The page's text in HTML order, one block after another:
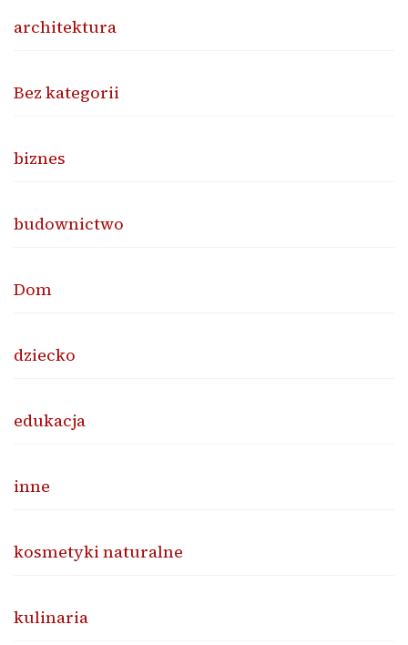
architektura
Bez kategorii
biznes
budownictwo
Dom
dziecko
edukacja
inne
kosmetyki naturalne
kulinaria